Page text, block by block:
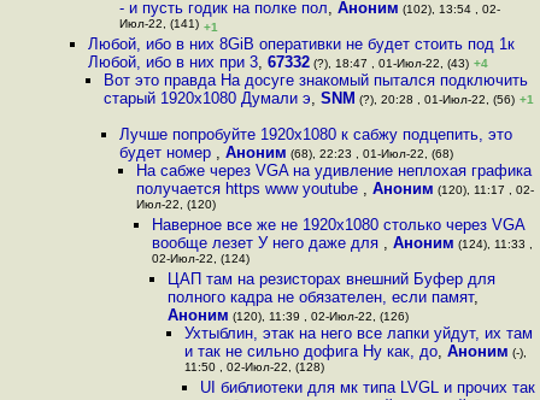
- и пусть годик на полке пол,Аноним (102), 13:54 , 02-
Июл-22, (141) +1
Любой, ибо в них 8GiB оперативки не будет стоить под 1к
Любой, ибо в них при 3, 67332(?), 18:47 , 01-Июл-22, (43) +4
Вот это правда На досуге знакомый пытался подключить
старый 1920х1080 Думали э, SNM (?), 20:28 , 01-Июл-22, (56) +1
Лучше попробуйте 1920х1080 к сабжу подцепить, это
будет номер ,Аноним (68), 22:23 , 01-Июл-22, (68)
На сабже через VGA на удивление неплохая графика
получается https www youtube , Аноним (120), 11:17 , 02-
Июл-22, (120)
Наверное все же не 1920х1080 столько через VGA
вообще лезет У него даже для , Аноним (124), 11:33 ,
02-Июл-22, (124)
ЦАП там на резисторах внешний Буфер для
полного кадра не обязателен, если памят,
Аноним (120), 11:39 , 02-Июл-22, (126)
Ухтыблин, этак на него все лапки уйдут, их там
и так не сильно дофига Ну как, до, Аноним (-),
11:50 , 02-Июл-22, (128)
UI библиотеки для мк типа LVGL и прочих так